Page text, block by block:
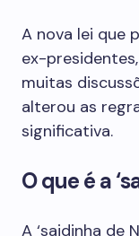
A nova lei que
ex-
muitas
alterou as
significativa.
O que é a
A ‘saidinha de